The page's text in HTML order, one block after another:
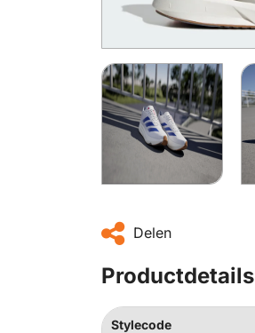
Delen
Productdetails
Stylecode